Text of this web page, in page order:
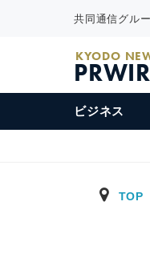
共同通信グル
KYODO
ビジネス
TOP